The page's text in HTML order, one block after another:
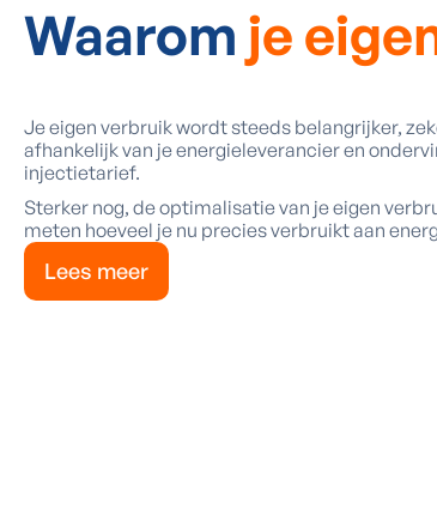
Waarom je
Je eigen verbruik wordt steeds belangrijker,
afhankelijk van je energieleverancier en
injectietarief.
Sterker nog, de optimalisatie van je eigen
meten hoeveel je nu precies verbruikt aan
Lees meer